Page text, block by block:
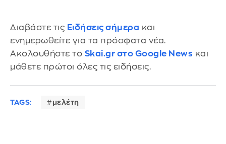
Διαβάστε τις Ειδήσεις σήμερα και
ενημερωθείτε για τα πρόσφατα νέα.
Ακολουθήστε το Skai.gr στο Google News και
μάθετε πρώτοι όλες τις ειδήσεις.
TAGS: μελέτη